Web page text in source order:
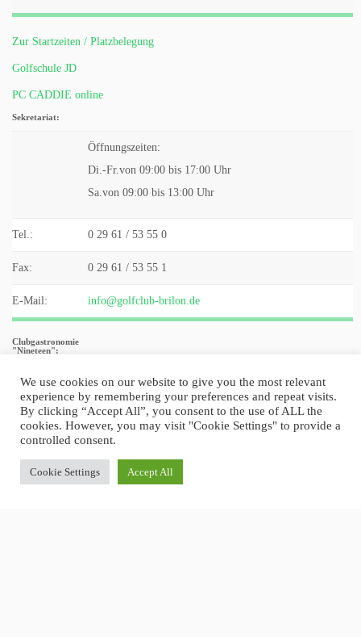
Zur Startzeiten / Platzbelegung
Golfschule JD
PC CADDIE online
Sekretariat:
Öffnungszeiten:
Di.-Fr.von 09:00 bis 17:00 Uhr
Sa.von 09:00 bis 13:00 Uhr
Tel.: 0 29 61 / 53 55 0
Fax: 0 29 61 / 53 55 1
E-Mail: info@golfclub-brilon.de
Clubgastronomie
"Nineteen":
Tel.:02961 /989586
Öffnungszeiten:
Montag-Samstag von 12:00-21:00 Uhr
We use cookies on our website to give you the most relevant
experience by remembering your preferences and repeat visits.
By clicking “Accept All”, you consent to the use of ALL the
cookies. However, you may visit "Cookie Settings" to provide a
controlled consent.
Cookie Settings Accept All